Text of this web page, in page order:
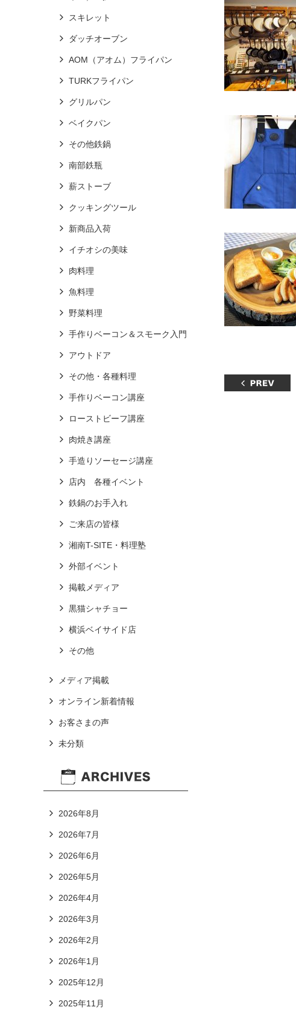
スキレット
ダッチオーブン
AOM（アオム）フライパン
TURKフライパン
グリルパン
ベイクパン
その他鉄鍋
南部鉄瓶
薪ストーブ
クッキングツール
新商品入荷
イチオシの美味
肉料理
魚料理
野菜料理
手作りベーコン＆スモーク入門
アウトドア
その他・各種料理
手作りベーコン講座
ローストビーフ講座
肉焼き講座
手造りソーセージ講座
店内 各種イベント
鉄鍋のお手入れ
ご来店の皆様
湘南T-SITE・料理塾
外部イベント
掲載メディア
黒猫シャチョー
横浜ベイサイド店
その他
メディア掲載
オンライン新着情報
お客さまの声
未分類
2026年8月
2026年7月
2026年6月
2026年5月
2026年4月
2026年3月
2026年2月
2026年1月
2025年12月
2025年11月